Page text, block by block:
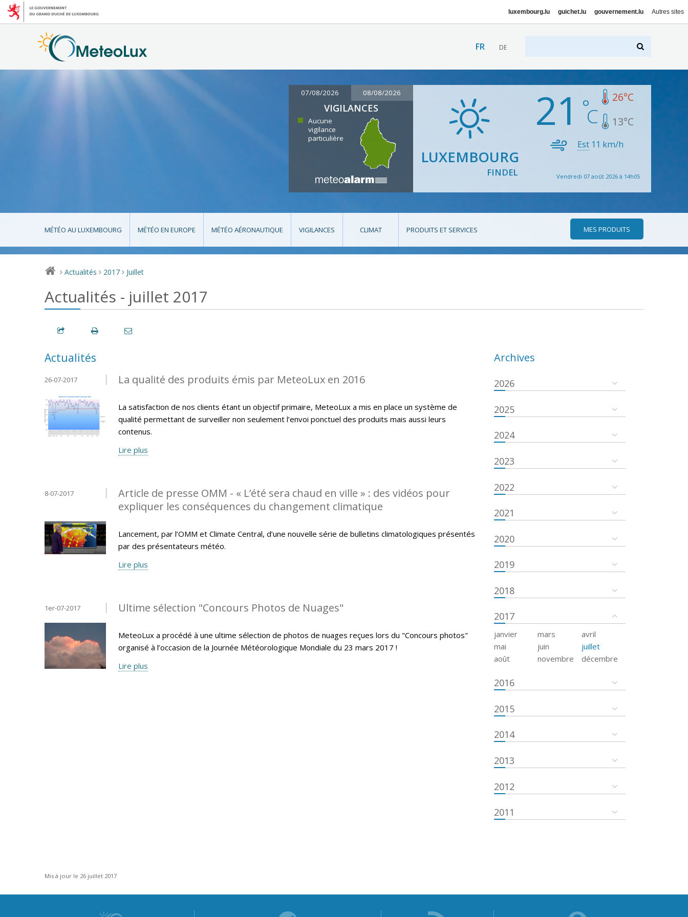
luxembourg.lu guichet.lu gouvernement.lu Autres sites
FR DE
07/08/2026 08/08/2026
VIGILANCES
Aucune
vigilance
particulière
LUXEMBOURG
FINDEL
21 26°C
13°C
Est11 km/h
Vendredi 07 août 2026 à 14h05
MÉTÉO AU LUXEMBOURG MÉTÉO EN EUROPE MÉTÉO AÉRONAUTIQUE VIGILANCES CLIMAT PRODUITS ET SERVICES MES PRODUITS
> Actualités > 2017 > Juillet
Actualités - juillet 2017
Actualités
La qualité des produits émis par MeteoLux en 2016
26-07-2017
La satisfaction de nos clients étant un objectif primaire, MeteoLux a mis en place un système de
qualité permettant de surveiller non seulement l’envoi ponctuel des produits mais aussi leurs
contenus.
Lire plus
Article de presse OMM - « L’été sera chaud en ville » : des vidéos pour
expliquer les conséquences du changement climatique
8-07-2017
Lancement, par l’OMM et Climate Central, d’une nouvelle série de bulletins climatologiques présentés
par des présentateurs météo.
Lire plus
Ultime sélection "Concours Photos de Nuages"
1er-07-2017
MeteoLux a procédé à une ultime sélection de photos de nuages reçues lors du "Concours photos"
organisé à l’occasion de la Journée Météorologique Mondiale du 23 mars 2017 !
Lire plus
Archives
2026
2025
2024
2023
2022
2021
2020
2019
2018
2017
janvier mars
avril
mai
juin
juillet
août
novembre décembre
2016
2015
2014
2013
2012
2011
Mis à jour le 26 juillet 2017